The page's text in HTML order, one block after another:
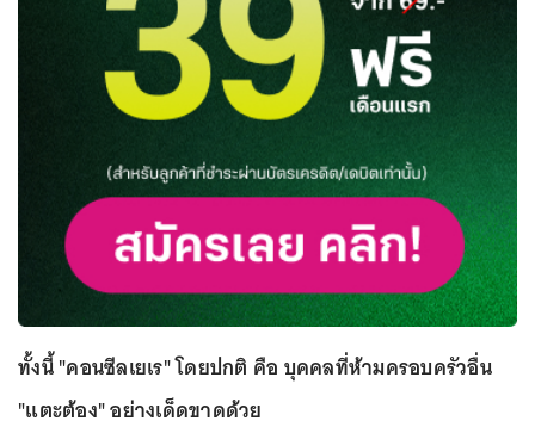
ทั้งนี้ "คอนซีลเยเร" โดยปกติ คือ บุคคลที่ห้ามครอบครัวอื่น
"แตะต้อง" อย่างเด็ดขาดด้วย